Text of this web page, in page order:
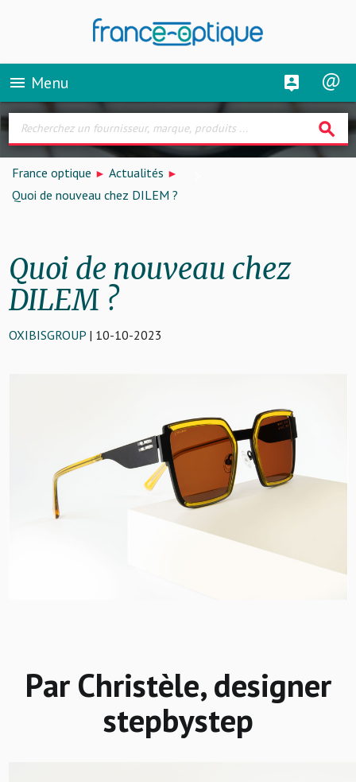
menu Menu
search
France optique
Actualités
Quoi de nouveau chez DILEM ?
Quoi de nouveau chez
DILEM ?
OXIBISGROUP| 10-10-2023
Par Christèle, designer
stepbystep